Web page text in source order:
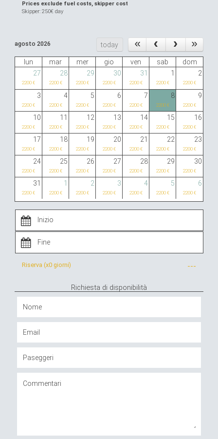
Prices exclude fuel costs, skipper cost
Skipper: 250€ day
agosto 2026 today
lun mar mer gio ven sab
dom
27
28 29 30 31 1 2
2200 € 2200 € 2200 € 2200 € 2200 € 2200 € 2200 €
3 4 5 6 7 8 9
2200 € 2200 € 2200 € 2200 € 2200 € 2200 € 2200 €
10 11 12 13 14 15 16
2200 € 2200 € 2200 € 2200 € 2200 € 2200 € 2200 €
17 18 19 20 21 22 23
2200 € 2200 € 2200 € 2200 € 2200 € 2200 € 2200 €
24 25 26 27 28 29 30
2200 € 2200 € 2200 € 2200 € 2200 € 2200 € 2200 €
31 1 2 3 4 5 6
2200 € 2200 € 2200 € 2200 € 2200 € 2200 € 2200 €
Riserva (x0 giorni) ---
Richiesta di disponibilità